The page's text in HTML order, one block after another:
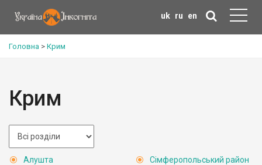
uk ru en
Головна > Крим
Крим
Алушта
Сімферопольський район